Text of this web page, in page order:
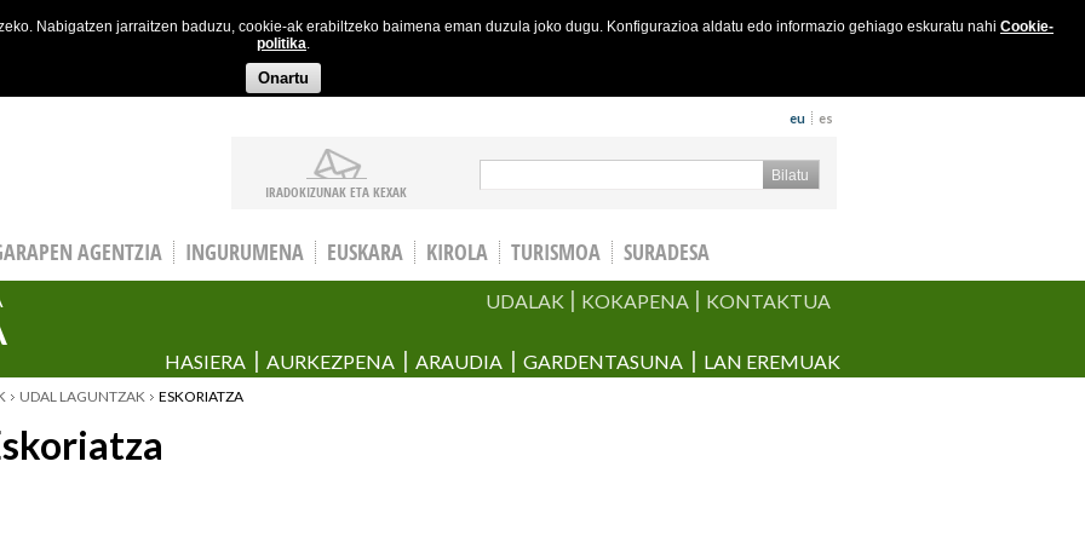
Nabigatzen jarraitzen baduzu, cookie-ak erabiltzeko baimena eman duzula joko dugu. Konfigurazioa aldatu edo informazio gehiago eskuratu nahi Cookie-
politika.
Onartu
eu es
IRADOKIZUNAK ETA KEXAK
Bilaketa formularioa
AGENTZIA INGURUMENA EUSKARA KIROLA TURISMOA SURADESA
UDALAK KOKAPENA KONTAKTUA
HASIERA AURKEZPENA ARAUDIA GARDENTASUNA LAN EREMUAK
UDAL LAGUNTZAK ESKORIATZA